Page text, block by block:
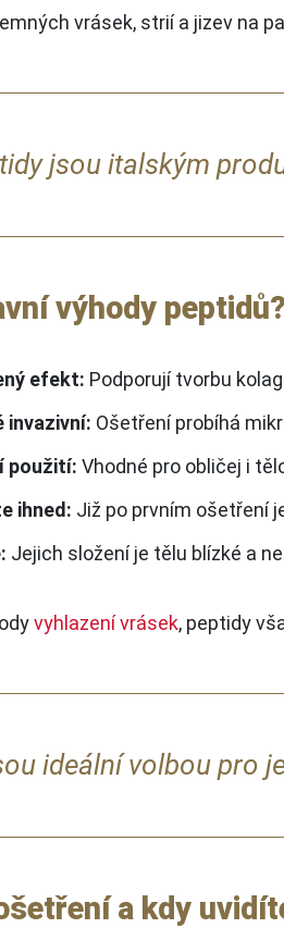
vrásek, strií a jizev na
jsou italským
výhody peptidů?
efekt: Podporují tvorbu
invazivní: Ošetření probíhá
použití: Vhodné pro obličej i
ihned: Již po prvním ošetření
Jejich složení je tělu blízké a
vyhlazení vrásek, peptidy
ideální volbou pro
a kdy